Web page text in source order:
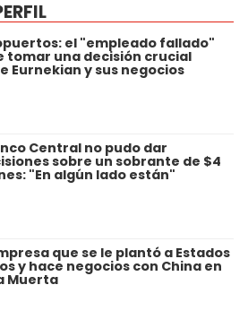
el "empleado fallado"
tomar una decisión crucial
Eurnekian y sus negocios
Central no pudo dar
sobre un sobrante de $4
"En algún lado están"
que se le plantó a Estados
y hace negocios con China en
Muerta